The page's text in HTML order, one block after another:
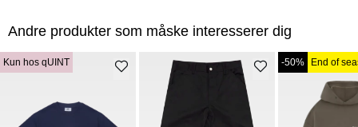
Andre produkter som måske interesserer dig
Kun hos qUINT -50% End of